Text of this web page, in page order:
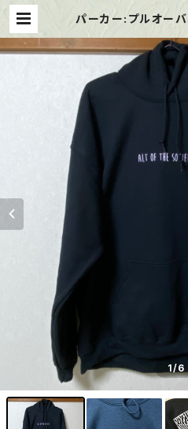
パーカー:プルオー
1/6